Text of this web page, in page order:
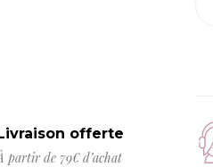
offerte
partir de 79€ d’achat